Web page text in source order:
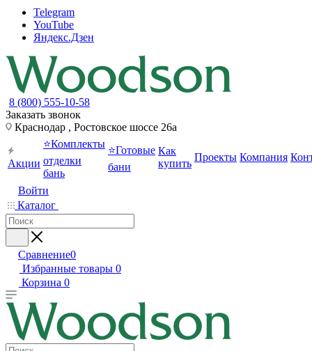
Telegram
YouTube
Яндекс.Дзен
8 (800) 555-10-58
Заказать звонок
Краснодар , Ростовское шоссе 26а
Акции
⭐Комплекты
отделки
бань
⭐Готовые
бани
Как
купить
Проекты Компания
Войти
Каталог
Сравнение0
Избранные товары 0
Корзина 0